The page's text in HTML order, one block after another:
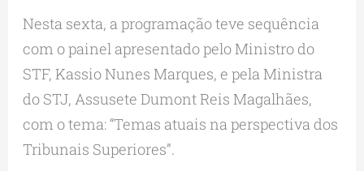
Nesta sexta, a programação teve sequência
com o painel apresentado pelo Ministro do
STF, Kassio Nunes Marques, e pela Ministra
do STJ, Assusete Dumont Reis Magalhães,
com o tema: “Temas atuais na perspectiva dos
Tribunais Superiores”.